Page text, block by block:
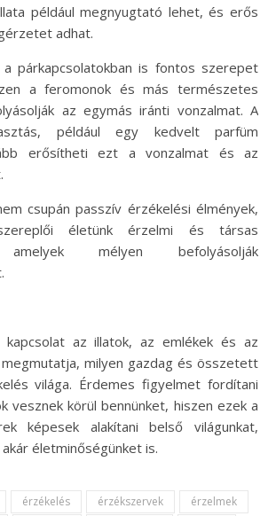
például megnyugtató lehet, és erős
adhat.
a párkapcsolatokban is fontos szerepet
a feromonok és más természetes
az egymás iránti vonzalmat. A
például egy kedvelt parfüm
erősítheti ezt a vonzalmat és az
csupán passzív érzékelési élmények,
életünk érzelmi és társas
amelyek mélyen befolyásolják
kapcsolat az illatok, az emlékek és az
milyen gazdag és összetett
világa. Érdemes figyelmet fordítani
vesznek körül bennünket, hiszen ezek a
képesek alakítani belső világunkat,
életminőségünket is.
érzékelés érzékszervek
érzelmek